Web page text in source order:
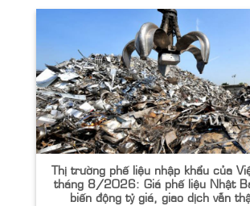
Thị trường phế liệu nhập khẩu của
tháng 8/2026: Giá phế liệu Nhật
biến động tỷ giá, giao dịch vẫn